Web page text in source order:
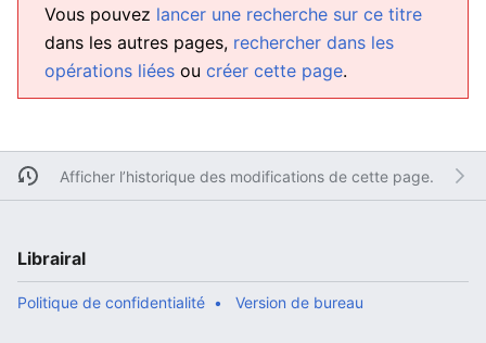
Vous pouvez lancer une recherche sur ce titre
dans les autres pages, rechercher dans les
opérations liées ou créer cette page.
Afficher l’historique des modifications de cette page.
Librairal
Politique de confidentialité Version de bureau